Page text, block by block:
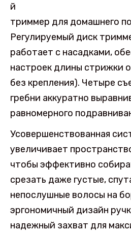
й
триммер для домашнего
Регулируемый диск
работает с насадками,
настроек длины стрижки
без крепления). Четыре
гребни аккуратно
равномерного
Усовершенствованная
увеличивает
чтобы эффективно
срезать даже густые,
непослушные волосы на
эргономичный дизайн
надежный захват для